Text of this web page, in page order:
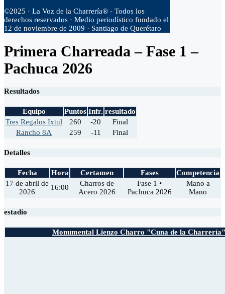
©2025 · La Voz de la Charrería® - Todos los
derechos reservados · Medio periodístico fundado el
12 de noviembre de 2009 · Santiago de Querétaro
Primera Charreada – Fase 1 –
Pachuca 2026
Resultados
Equipo Puntos Infr. resultado
Tres Regalos Ixtul
260 -20
Final
Rancho 8A
259 -11 Final
Detalles
Fecha Hora Certamen Fases
Competencia
17 de abril de
2026
16:00
Charros de
Acero 2026
Fase 1 •
Pachuca 2026
Mano a
Mano
estadio
Monumental Lienzo Charro "Cuna de la